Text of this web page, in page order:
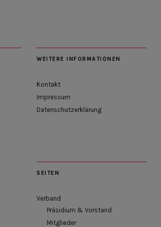
WEITERE INFORMATIONEN
Kontakt
Impressum
Datenschutzerklärung
SEITEN
Verband
Präsidium & Vorstand
Mitglieder